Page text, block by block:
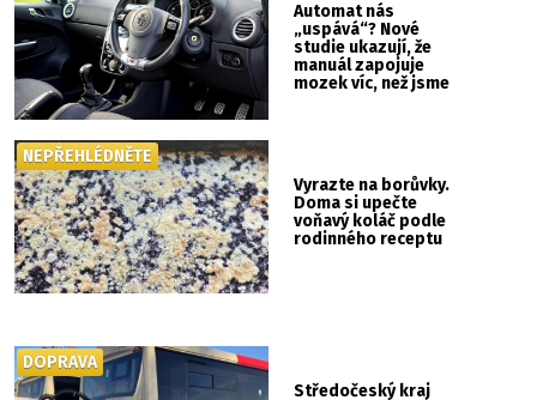
Automat nás
„uspává“? Nové
studie ukazují, že
manuál zapojuje
mozek víc, než jsme
Vyrazte na borůvky.
Doma si upečte
voňavý koláč podle
rodinného receptu
NEPŘEHLÉDNĚTE
Středočeský kraj
DOPRAVA